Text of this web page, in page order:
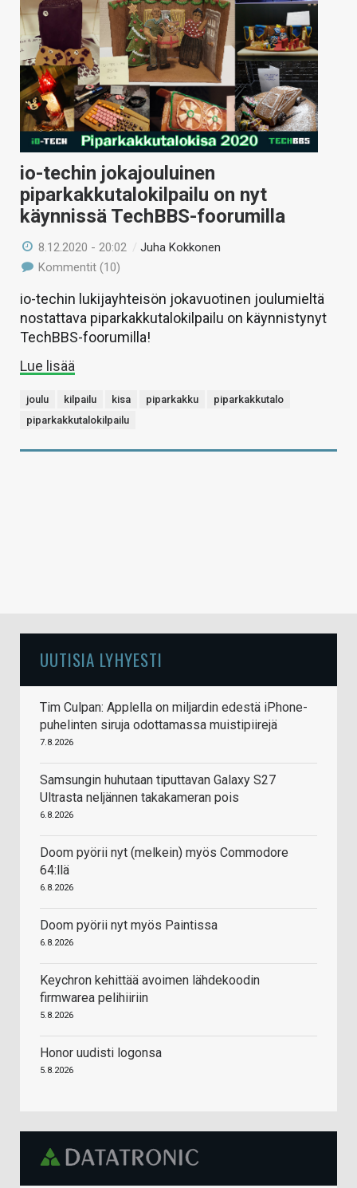
KAUPPA
VAIHDA TEEMA
HAKU
io-techin jokajouluinen
piparkakkutalokilpailu on nyt
käynnissä TechBBS-foorumilla
8.12.2020 - 20:02 /Juha Kokkonen
Kommentit (10)
io-techin lukijayhteisön jokavuotinen joulumieltä
nostattava piparkakkutalokilpailu on käynnistynyt
TechBBS-foorumilla!
Lue lisää
joulu kilpailu kisa piparkakku
piparkakkutalo
piparkakkutalokilpailu
UUTISIA LYHYESTI
Tim Culpan: Applella on miljardin edestä iPhone-
puhelinten siruja odottamassa muistipiirejä
7.8.2026
Samsungin huhutaan tiputtavan Galaxy S27
Ultrasta neljännen takakameran pois
6.8.2026
Doom pyörii nyt (melkein) myös Commodore
64:llä
6.8.2026
Doom pyörii nyt myös Paintissa
6.8.2026
Keychron kehittää avoimen lähdekoodin
firmwarea pelihiiriin
5.8.2026
Honor uudisti logonsa
5.8.2026